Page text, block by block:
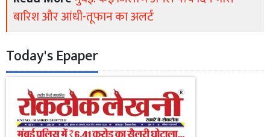
बारिश और आंधी-तूफान का अलर्ट
Today's Epaper